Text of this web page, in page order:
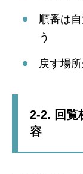
順番は
う
戻す場
2-2. 回覧
容